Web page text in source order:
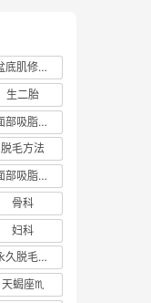
盆底肌修复多少钱
生二胎
面部吸脂费用
脱毛方法
面部吸脂多少钱
骨科
妇科
永久脱毛方法
天蝎座♏️